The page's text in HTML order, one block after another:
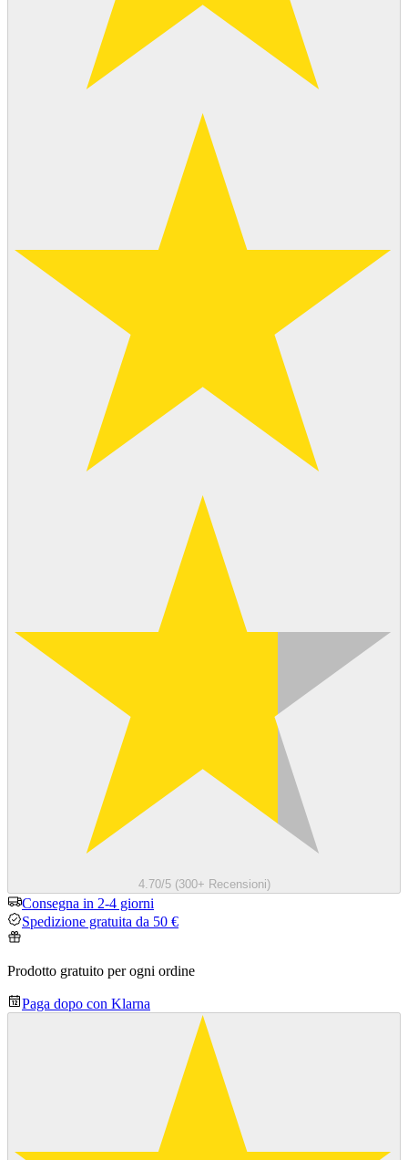
4.70/5 (300+ Recensioni)
Consegna in 2-4 giorni
Spedizione gratuita da 50 €
Prodotto gratuito per ogni ordine
Paga dopo con Klarna